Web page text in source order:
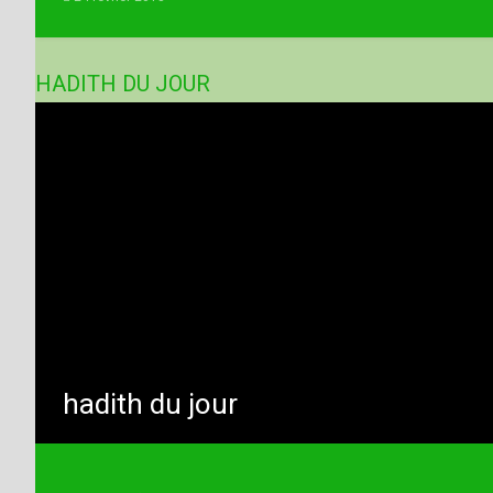
HADITH DU JOUR
hadith du jour